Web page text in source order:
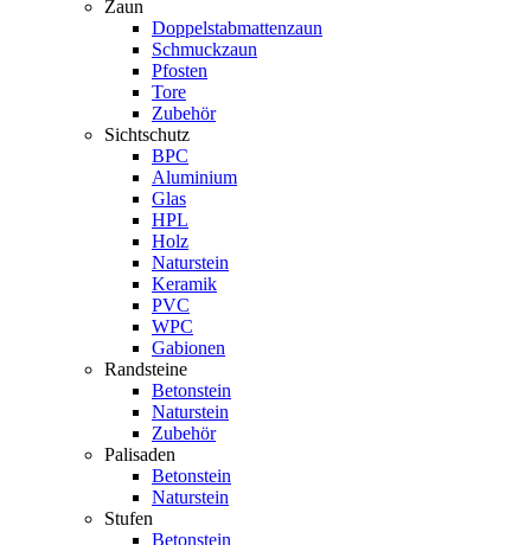
Zaun
Doppelstabmattenzaun
Schmuckzaun
Pfosten
Tore
Zubehör
Sichtschutz
BPC
Aluminium
Glas
HPL
Holz
Naturstein
Keramik
PVC
WPC
Gabionen
Randsteine
Betonstein
Naturstein
Zubehör
Palisaden
Betonstein
Naturstein
Stufen
Betonstein